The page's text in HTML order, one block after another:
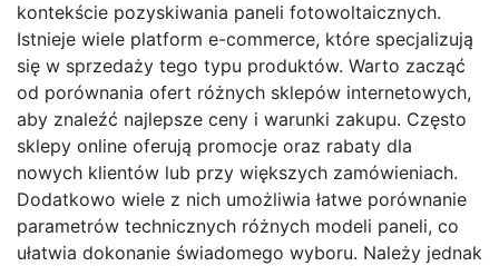
kontekście pozyskiwania paneli fotowoltaicznych.
Istnieje wiele platform e-commerce, które specjalizują
się w sprzedaży tego typu produktów. Warto zacząć
od porównania ofert różnych sklepów internetowych,
aby znaleźć najlepsze ceny i warunki zakupu. Często
sklepy online oferują promocje oraz rabaty dla
nowych klientów lub przy większych zamówieniach.
Dodatkowo wiele z nich umożliwia łatwe porównanie
parametrów technicznych różnych modeli paneli, co
ułatwia dokonanie świadomego wyboru. Należy jednak